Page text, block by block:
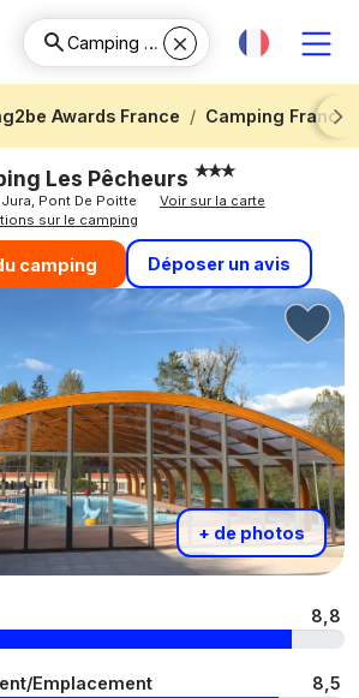
Awards France
Camping
Next
Les Pêcheurs
Pont De Poitte
Voir sur la carte
sur le camping
camping Déposer un avis
+ de photos
8,8
Emplacement 8,5